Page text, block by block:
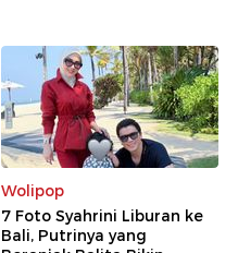
Wolipop
7 Foto Syahrini Liburan ke
Bali, Putrinya yang